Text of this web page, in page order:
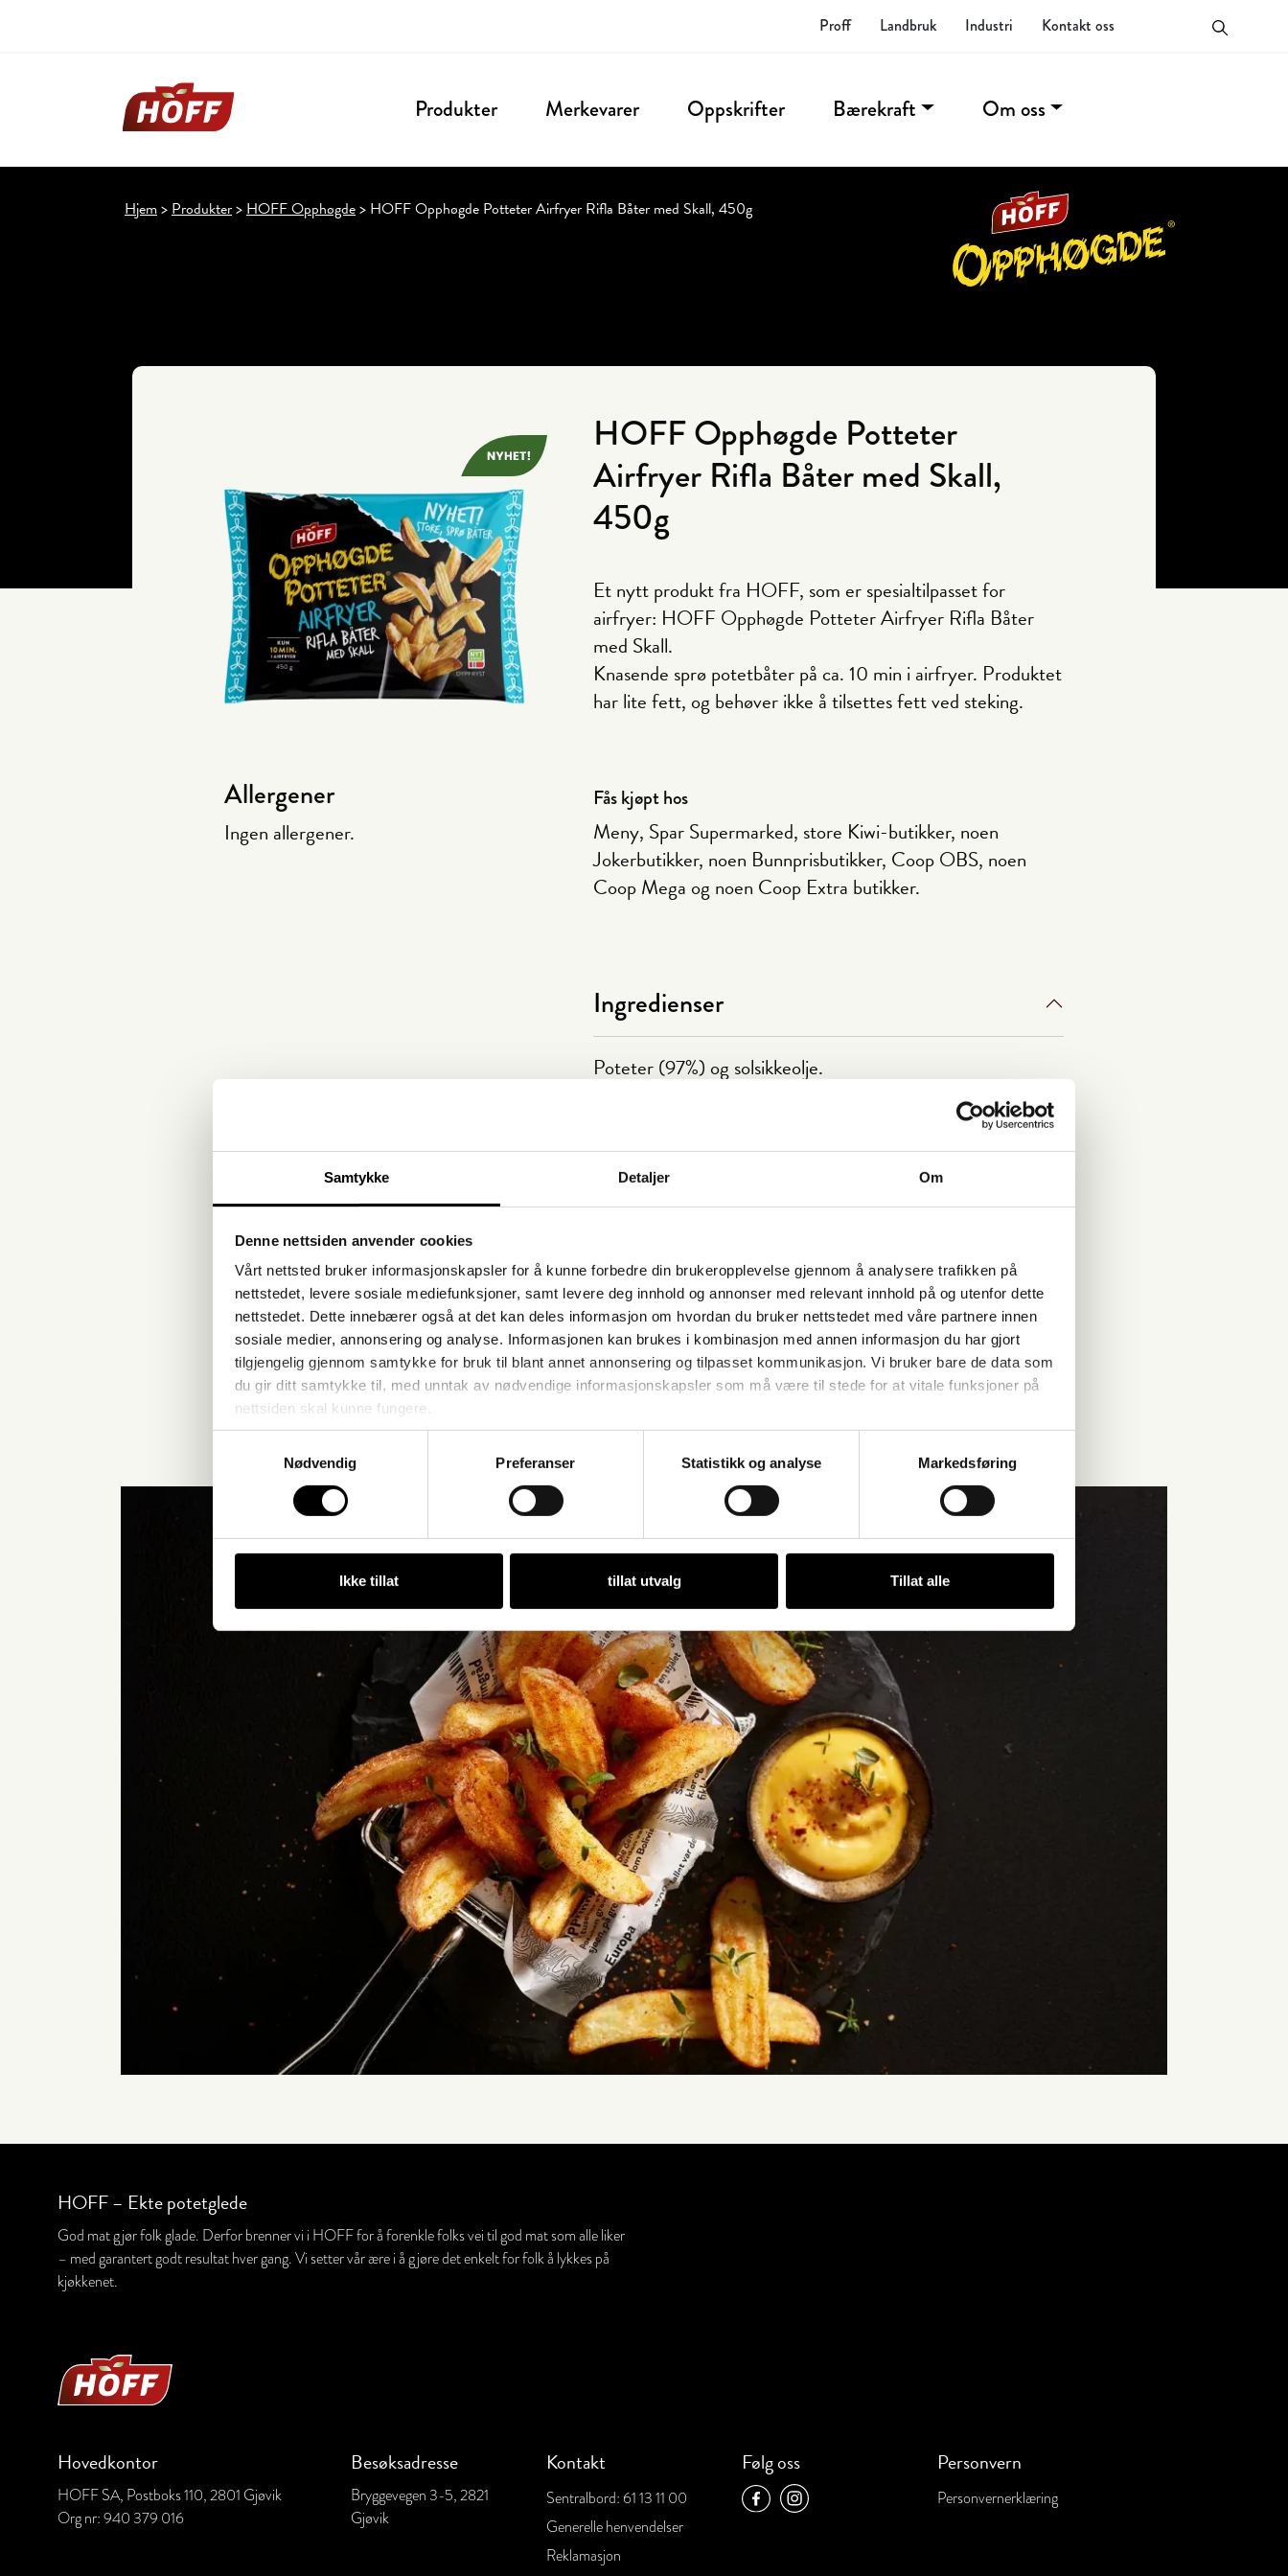
Samtykke Detaljer Om
Denne nettsiden anvender cookies
Vårt nettsted bruker informasjonskapsler for å kunne forbedre din brukeropplevelse gjennom å analysere trafikken på
nettstedet, levere sosiale mediefunksjoner, samt levere deg innhold og annonser med relevant innhold på og utenfor dette
nettstedet. Dette innebærer også at det kan deles informasjon om hvordan du bruker nettstedet med våre partnere innen
sosiale medier, annonsering og analyse. Informasjonen kan brukes i kombinasjon med annen informasjon du har gjort
tilgjengelig gjennom samtykke for bruk til blant annet annonsering og tilpasset kommunikasjon. Vi bruker bare de data som
du gir ditt samtykke til, med unntak av nødvendige informasjonskapsler som må være til stede for at vitale funksjoner på
nettsiden skal kunne fungere.
Nødvendig
Preferanser Statistikk og analyse Markedsføring
Ikke tillat tillat utvalg Tillat alle
Proff Landbruk Industri Kontakt oss
Produkter Merkevarer Oppskrifter Bærekraft Om oss
Hjem>Produkter>HOFF Opphøgde> HOFF Opphøgde Potteter Airfryer Rifla Båter med Skall, 450g
Allergener
Ingen allergener.
HOFF Opphøgde Potteter
Airfryer Rifla Båter med Skall,
450g
Et nytt produkt fra HOFF, som er spesialtilpasset for
airfryer: HOFF Opphøgde Potteter Airfryer Rifla Båter
med Skall.
Knasende sprø potetbåter på ca. 10 min i airfryer. Produktet
har lite fett, og behøver ikke å tilsettes fett ved steking.
Fås kjøpt hos
Meny, Spar Supermarked, store Kiwi-butikker, noen
Jokerbutikker, noen Bunnprisbutikker, Coop OBS, noen
Coop Mega og noen Coop Extra butikker.
Ingredienser
Poteter (97%) og solsikkeolje.
Tilberedning
TILBAKE TIL PRODUKTER
HOFF – Ekte potetglede
God mat gjør folk glade. Derfor brenner vi i HOFF for å forenkle folks vei til god mat som alle liker
– med garantert godt resultat hver gang. Vi setter vår ære i å gjøre det enkelt for folk å lykkes på
kjøkkenet.
Hovedkontor
HOFF SA, Postboks 110, 2801 Gjøvik
Org nr:940 379 016
Besøksadresse
Bryggevegen 3-5, 2821
Gjøvik
Kontakt
Sentralbord: 61 13 11 00
Generelle henvendelser
Reklamasjon
Følg oss Personvern
Personvernerklæring